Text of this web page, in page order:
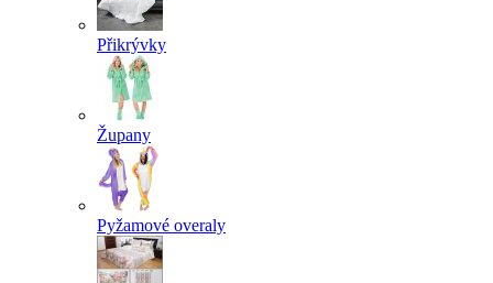
Přikrývky
Župany
Pyžamové overaly